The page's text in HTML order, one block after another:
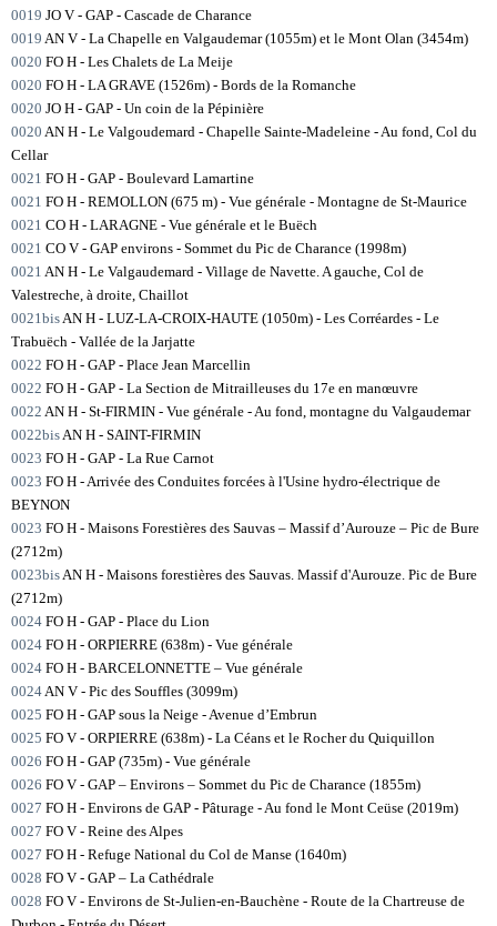
0019 JO V - GAP - Cascade de Charance
0019 AN V - La Chapelle en Valgaudemar (1055m) et le Mont Olan (3454m)
0020 FO H - Les Chalets de La Meije
0020 FO H - LA GRAVE (1526m) - Bords de la Romanche
0020 JO H - GAP - Un coin de la Pépinière
0020 AN H - Le Valgoudemard - Chapelle Sainte-Madeleine - Au fond, Col du
Cellar
0021 FO H - GAP - Boulevard Lamartine
0021 FO H - REMOLLON (675 m) - Vue générale - Montagne de St-Maurice
0021 CO H - LARAGNE - Vue générale et le Buëch
0021 CO V - GAP environs - Sommet du Pic de Charance (1998m)
0021 AN H - Le Valgaudemard - Village de Navette. A gauche, Col de
Valestreche, à droite, Chaillot
0021bisAN H - LUZ-LA-CROIX-HAUTE (1050m) - Les Corréardes - Le
Trabuëch - Vallée de la Jarjatte
0022 FO H - GAP - Place Jean Marcellin
0022 FO H - GAP - La Section de Mitrailleuses du 17e en manœuvre
0022 AN H - St-FIRMIN - Vue générale - Au fond, montagne du Valgaudemar
0022bisAN H - SAINT-FIRMIN
0023 FO H - GAP - La Rue Carnot
0023 FO H - Arrivée des Conduites forcées à l'Usine hydro-électrique de
BEYNON
0023 FO H - Maisons Forestières des Sauvas – Massif d’Aurouze – Pic de Bure
(2712m)
0023bisAN H - Maisons forestières des Sauvas. Massif d'Aurouze. Pic de Bure
(2712m)
0024 FO H - GAP - Place du Lion
0024 FO H - ORPIERRE (638m) - Vue générale
0024 FO H - BARCELONNETTE – Vue générale
0024AN V - Pic des Souffles (3099m)
0025 FO H - GAP sous la Neige - Avenue d’Embrun
0025 FO V - ORPIERRE (638m) - La Céans et le Rocher du Quiquillon
0026 FO H - GAP (735m) - Vue générale
0026 FO V - GAP – Environs – Sommet du Pic de Charance (1855m)
0027 FO H - Environs de GAP - Pâturage - Au fond le Mont Ceüse (2019m)
0027 FO V - Reine des Alpes
0027 FO H - Refuge National du Col de Manse (1640m)
0028 FO V - GAP – La Cathédrale
0028 FO V - Environs de St-Julien-en-Bauchène - Route de la Chartreuse de